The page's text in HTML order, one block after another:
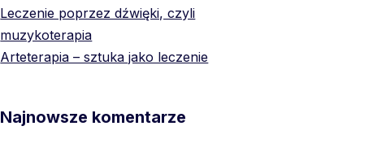
Leczenie poprzez dźwięki, czyli
muzykoterapia
Arteterapia – sztuka jako leczenie
Najnowsze komentarze